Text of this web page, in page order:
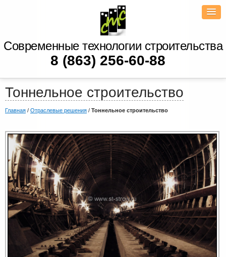
Современные технологии строительства
8 (863) 256-60-88
Тоннельное строительство
Главная / Отраслевые решения / Тоннельное строительство